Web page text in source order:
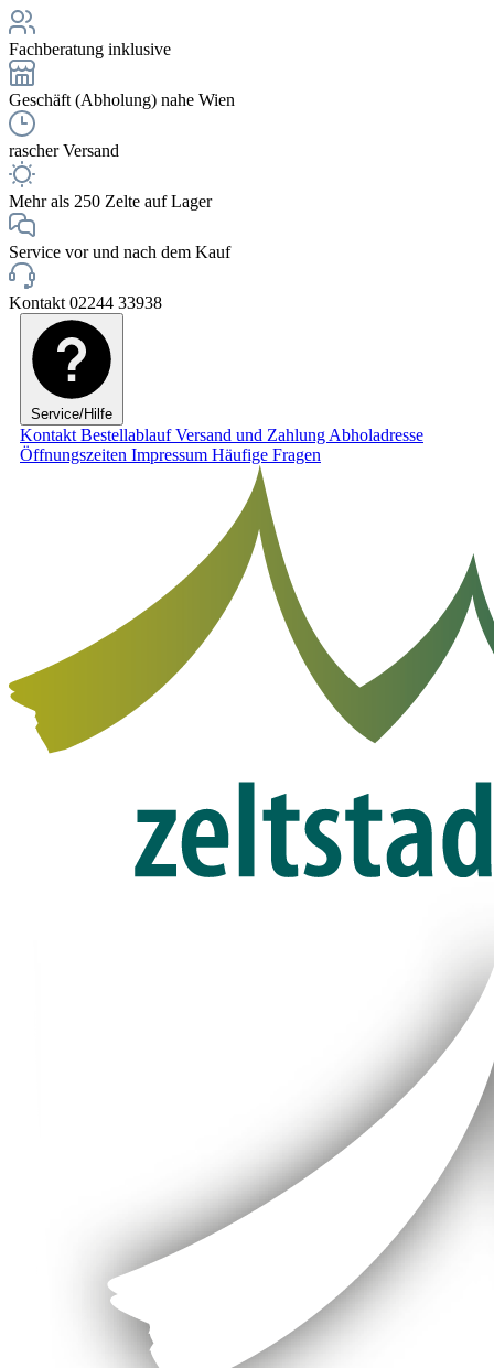
Fachberatung inklusive
Geschäft (Abholung) nahe Wien
rascher Versand
Mehr als 250 Zelte auf Lager
Service vor und nach dem Kauf
Kontakt 02244 33938
Service/Hilfe
Kontakt BestellablaufVersand und Zahlung Abholadresse
Öffnungszeiten Impressum Häufige Fragen